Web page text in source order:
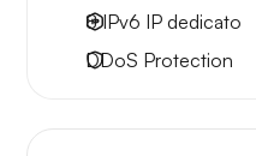
8 IPv6 IP dedicato
DDoS Protection